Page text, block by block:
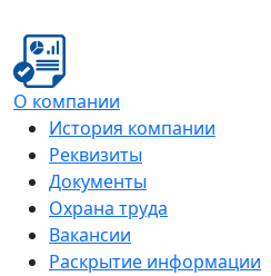
О компании
История компании
Реквизиты
Документы
Охрана труда
Вакансии
Раскрытие информации